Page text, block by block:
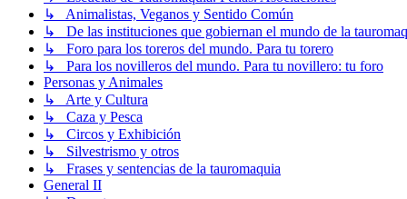
↳ Animalistas, Veganos y Sentido Común
↳ De las instituciones que gobiernan el mundo de la
↳ Foro para los toreros del mundo. Para tu torero
↳ Para los novilleros del mundo. Para tu novillero: tu foro
Personas y Animales
↳ Arte y Cultura
↳ Caza y Pesca
↳ Circos y Exhibición
↳ Silvestrismo y otros
↳ Frases y sentencias de la tauromaquia
General II